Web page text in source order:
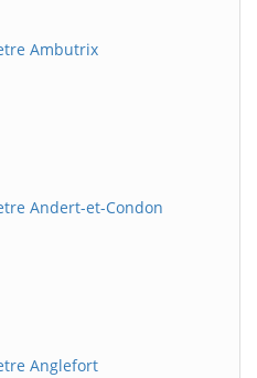
Ambutrix
Andert-et-Condon
Anglefort